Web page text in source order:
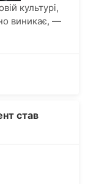
культурі,
виникає, —
став